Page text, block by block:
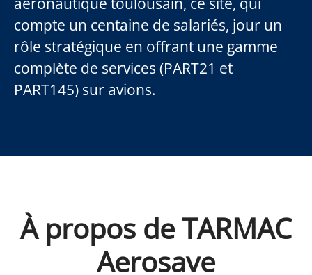
compte un centaine de salariés, jour un
rôle stratégique en offrant une gamme
complète de services (PART21 et
PART145) sur avions.
À propos de TARMAC
Aerosave